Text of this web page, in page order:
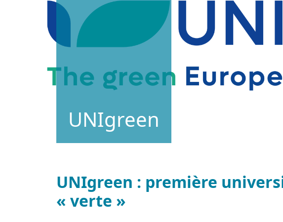
UNIgreen
UNIgreen : première
« verte »